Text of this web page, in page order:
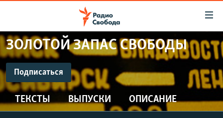
упрощенного
доступа
Вернуться
к
основному
содержанию
ПРОГРАММЫ
ПОДКАСТЫ
АВТОРСКИЕ ПРОЕКТЫ
ЦИТАТЫ СВОБОДЫ
ЗОЛОТОЙ ЗАПАС СВОБОДЫ
Подписаться
ПОДПИСАТЬСЯ
ТЕКСТЫ ВЫПУСКИ ОПИСАНИЕ